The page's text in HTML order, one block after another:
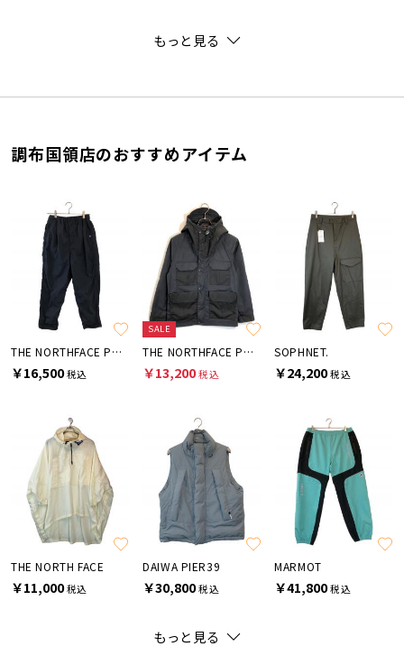
もっと見る
調布国領店のおすすめアイテム
THE NORTHFACE PURPLELABEL
￥16,500税込
SALE
THE NORTHFACE PURPLELABEL
￥13,200税込
SOPHNET.
￥24,200税込
THE NORTH FACE
￥11,000税込
DAIWA PIER39
￥30,800税込
MARMOT
￥41,800税込
もっと見る